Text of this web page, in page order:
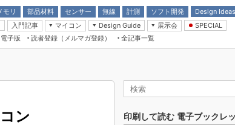
モリ
部品材料
センサー 無線 計測 ソフト開発
Design Ideas
アナログ機能回路
計測とテスト
入門記事
マイコン
Design Guide
展示会
CEATEC
組込み/エッジコンピューティング展
SPECIAL
Microchip情報
電子版
読者登録（メルマガ登録） 全記事一覧
ン 印刷して読む 電子ブックレ